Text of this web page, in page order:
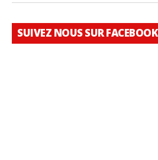
SUIVEZ NOUS SUR FACEBOOK